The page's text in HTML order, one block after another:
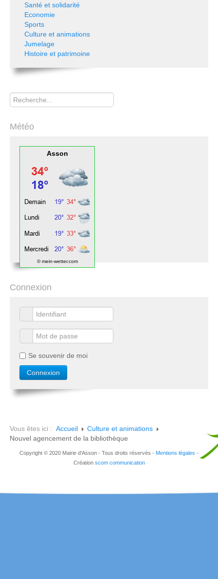
Santé et solidarité
Economie
Sports
Culture et animations
Jumelage
Histoire et patrimoine
Rechercher
Météo
Asson
© mein-wetter.com
Connexion
Se souvenir de moi
Vous êtes ici : Accueil
Culture et animations
Nouvel agencement de la bibliothèque
Copyright © 2020 Mairie d'Asson - Tous droits réservés - Mentions légales -
Création scom communication